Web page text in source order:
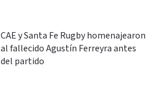
CAE y Santa Fe Rugby homenajearon
al fallecido Agustín Ferreyra antes
del partido